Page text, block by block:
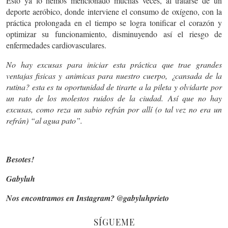
deporte aeróbico, donde interviene el consumo de oxígeno, con la
práctica prolongada en el tiempo se logra tonificar el corazón y
optimizar su funcionamiento, disminuyendo así el riesgo de
enfermedades cardiovasculares.
No hay excusas para iniciar esta práctica que trae grandes
ventajas fisicas y animicas para nuestro cuerpo, ¿cansada de la
rutina? esta es tu oportunidad de tirarte a la pileta y olvidarte por
un rato de los molestos ruidos de la ciudad. Así que no hay
excusas, como reza un sabio refrán por allí (o tal vez no era un
refrán) “al agua pato”.
Besotes!
Gabyluh
Nos encontramos en Instagram? @gabyluhprieto
SÍGUEME